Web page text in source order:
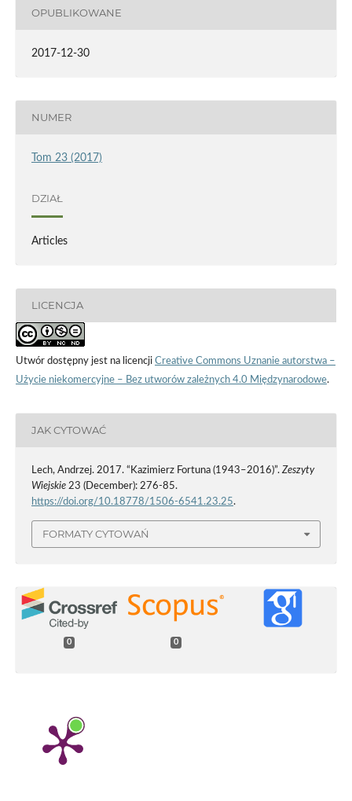
OPUBLIKOWANE
2017-12-30
NUMER
Tom 23 (2017)
DZIAŁ
Articles
LICENCJA
Utwór dostępny jest na licencji Creative Commons Uznanie autorstwa –
Użycie niekomercyjne – Bez utworów zależnych 4.0 Międzynarodowe.
JAK CYTOWAĆ
Lech, Andrzej. 2017. “Kazimierz Fortuna (1943–2016)”. Zeszyty
Wiejskie23 (December): 276-85.
https://doi.org/10.18778/1506-6541.23.25.
FORMATY CYTOWAŃ
0 0